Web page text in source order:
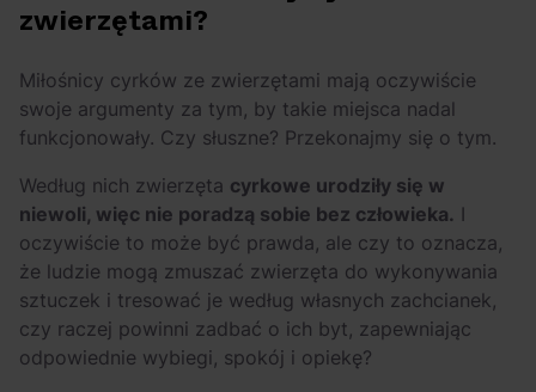
zwierzętami?
Miłośnicy cyrków ze zwierzętami mają oczywiście
swoje argumenty za tym, by takie miejsca nadal
funkcjonowały. Czy słuszne? Przekonajmy się o tym.
Według nich zwierzęta cyrkowe urodziły się w
niewoli, więc nie poradzą sobie bez człowieka. I
oczywiście to może być prawda, ale czy to oznacza,
że ludzie mogą zmuszać zwierzęta do wykonywania
sztuczek i tresować je według własnych zachcianek,
czy raczej powinni zadbać o ich byt, zapewniając
odpowiednie wybiegi, spokój i opiekę?